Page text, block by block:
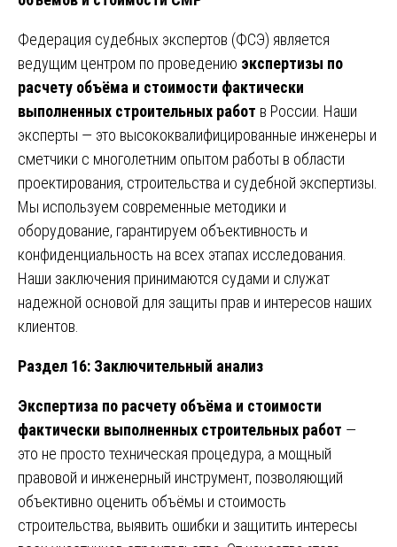
Федерация судебных экспертов (ФСЭ) является
ведущим центром по проведению экспертизы по
расчету объёма и стоимости фактически
выполненных строительных работ в России. Наши
эксперты — это высококвалифицированные инженеры и
сметчики с многолетним опытом работы в области
проектирования, строительства и судебной экспертизы.
Мы используем современные методики и
оборудование, гарантируем объективность и
конфиденциальность на всех этапах исследования.
Наши заключения принимаются судами и служат
надежной основой для защиты прав и интересов наших
клиентов.
Раздел 16: Заключительный анализ
Экспертиза по расчету объёма и стоимости
фактически выполненных строительных работ —
это не просто техническая процедура, а мощный
правовой и инженерный инструмент, позволяющий
объективно оценить объёмы и стоимость
строительства, выявить ошибки и защитить интересы